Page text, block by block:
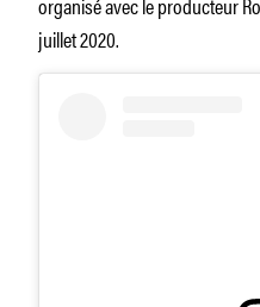
juillet 2020.